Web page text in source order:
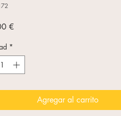
€
*
Agregar al carrito